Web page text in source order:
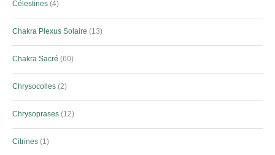
Célestines 4
Chakra Plexus Solaire 13
Chakra Sacré 60
Chrysocolles 2
Chrysoprases 12
Citrines 1